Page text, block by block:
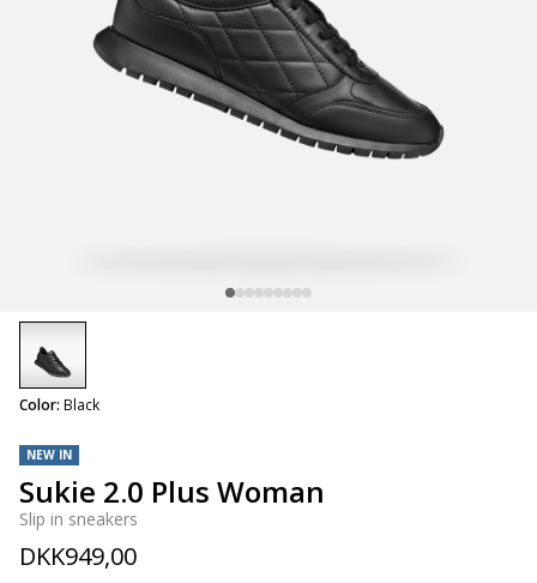
NEW IN
Sukie 2.0 Plus Woman
Slip in sneakers
DKK949,00
Color: Black
selected